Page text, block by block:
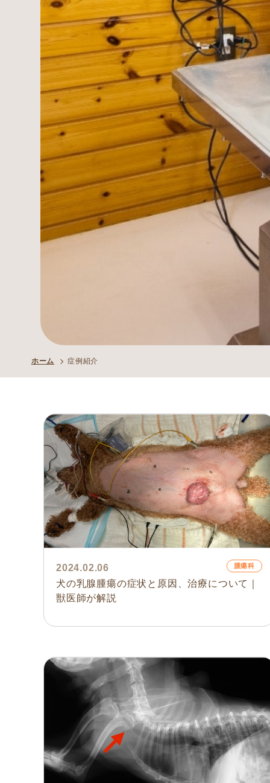
ホーム 症例紹介
2024.02.06 腫瘍科
犬の乳腺腫瘍の症状と原因、治療について｜
獣医師が解説